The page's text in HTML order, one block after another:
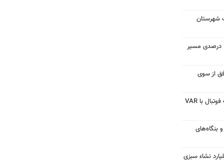
شهرستان
کره جنوبی به دنبال کاهش ۳۵ درصدی مسیر
از سوی
تمام دیدارهای فصل جدید لیگ فوتبال با VAR
بنگاه‌های
نشاء سبزی